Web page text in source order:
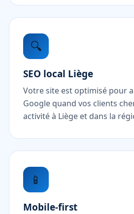
🔍
SEO local Liège
Votre site est optimisé pour
Google quand vos clients
activité à Liège et dans la
📱
Mobile-first